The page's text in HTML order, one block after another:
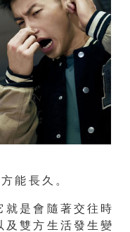
能長久。
就是會隨著交往時
及雙方生活發生變